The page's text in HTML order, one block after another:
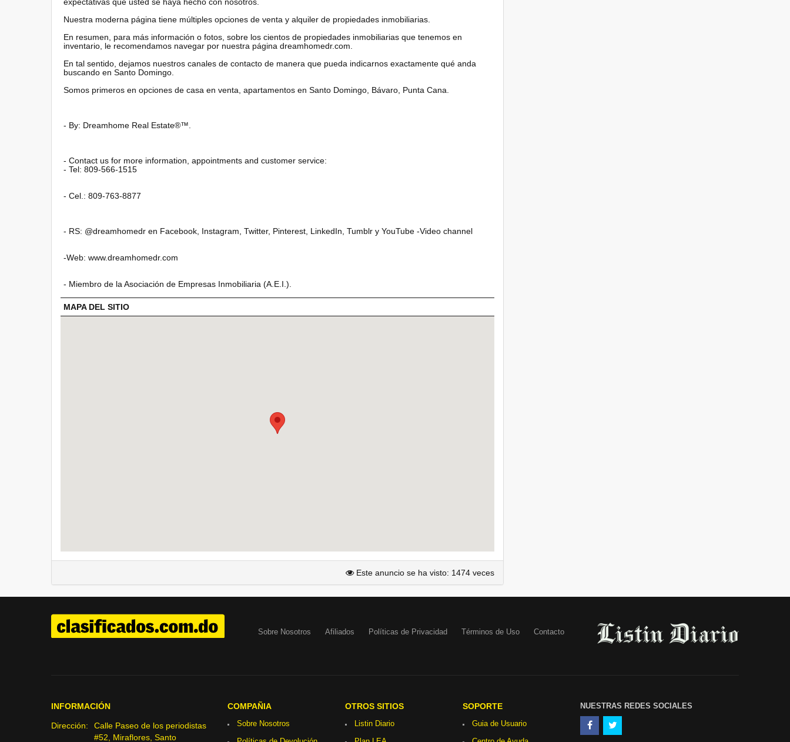
Nuestra moderna página tiene múltiples opciones de venta y alquiler de propiedades inmobiliarias.
En resumen, para más información o fotos, sobre los cientos de propiedades inmobiliarias que tenemos en
inventario, le recomendamos navegar por nuestra página dreamhomedr.com.
En tal sentido, dejamos nuestros canales de contacto de manera que pueda indicarnos exactamente qué anda
buscando en Santo Domingo.
Somos primeros en opciones de casa en venta, apartamentos en Santo Domingo, Bávaro, Punta Cana.
- By: Dreamhome Real Estate®™.
- Contact us for more information, appointments and customer service:
- Tel: 809-566-1515
- Cel.: 809-763-8877
- RS: @dreamhomedr en Facebook, Instagram, Twitter, Pinterest, LinkedIn, Tumblr y YouTube -Video channel
-Web: www.dreamhomedr.com
- Miembro de la Asociación de Empresas Inmobiliaria (A.E.I.).
MAPA DEL SITIO
Este anuncio se ha visto: 1474 veces
Sobre Nosotros Afiliados Políticas de Privacidad Términos de Uso Contacto
INFORMACIÓN
Dirección:
Calle Paseo de los periodistas
#52, Miraflores, Santo
COMPAÑIA
Sobre Nosotros
OTROS SITIOS
Listin Diario
SOPORTE
Guia de Usuario
NUESTRAS REDES SOCIALES